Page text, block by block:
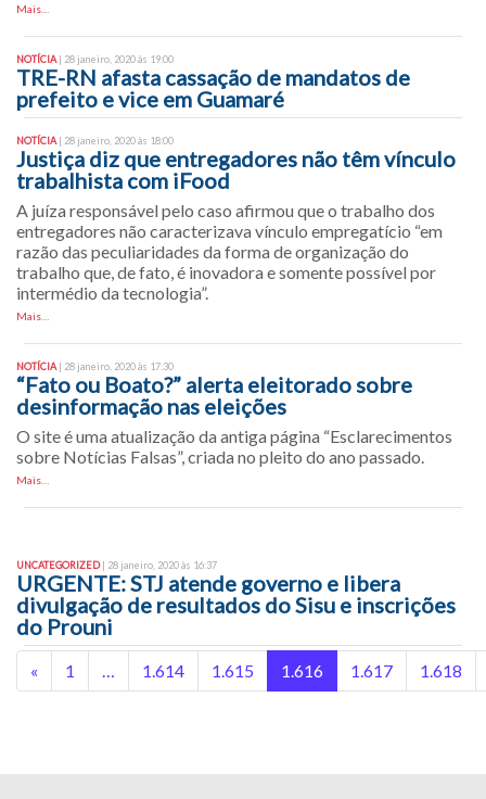
Mais…
NOTÍCIA | 28 janeiro, 2020 às 19:00
TRE-RN afasta cassação de mandatos de
prefeito e vice em Guamaré
NOTÍCIA | 28 janeiro, 2020 às 18:00
Justiça diz que entregadores não têm vínculo
trabalhista com iFood
A juíza responsável pelo caso afirmou que o trabalho dos
entregadores não caracterizava vínculo empregatício “em
razão das peculiaridades da forma de organização do
trabalho que, de fato, é inovadora e somente possível por
intermédio da tecnologia”.
Mais…
NOTÍCIA | 28 janeiro, 2020 às 17:30
“Fato ou Boato?” alerta eleitorado sobre
desinformação nas eleições
O site é uma atualização da antiga página “Esclarecimentos
sobre Notícias Falsas”, criada no pleito do ano passado.
Mais…
UNCATEGORIZED| 28 janeiro, 2020 às 16:37
URGENTE: STJ atende governo e libera
divulgação de resultados do Sisu e inscrições
do Prouni
« 1 1.614 1.615 1.616 1.617 1.618